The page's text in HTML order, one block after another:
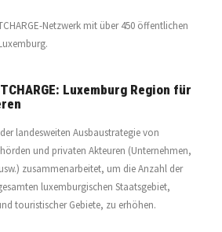
Netzwerk mit über 450 öffentlichen
Luxemburg Region für
landesweiten Ausbaustrategie von
und privaten Akteuren (Unternehmen,
zusammenarbeitet, um die Anzahl der
luxemburgischen Staatsgebiet,
touristischer Gebiete, zu erhöhen.